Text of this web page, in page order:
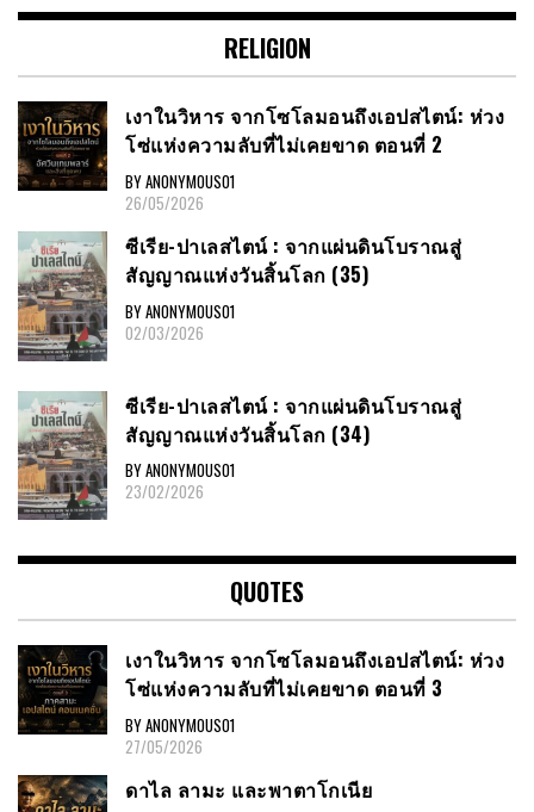
RELIGION
เงาในวิหาร จากโซโลมอนถึงเอปสไตน์: ห่วง
โซ่แห่งความลับที่ไม่เคยขาด ตอนที่ 2
BY ANONYMOUS01
26/05/2026
ซีเรีย​-ปาเลสไตน์​ : จากแผ่นดินโบราณสู่
สัญญาณ​แห่งวันสิ้นโลก​ (35)
BY ANONYMOUS01
02/03/2026
ซีเรีย​-ปาเลสไตน์​ : จากแผ่นดินโบราณสู่
สัญญาณ​แห่งวันสิ้นโลก​ (34)
BY ANONYMOUS01
23/02/2026
QUOTES
เงาในวิหาร จากโซโลมอนถึงเอปสไตน์: ห่วง
โซ่แห่งความลับที่ไม่เคยขาด ตอนที่ 3
BY ANONYMOUS01
27/05/2026
ดาไล ลามะ และพาตาโกเนีย